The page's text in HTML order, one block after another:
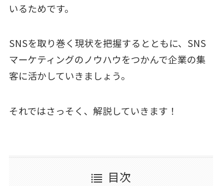
いるためです。
SNSを取り巻く現状を把握するとともに、SNS
マーケティングのノウハウをつかんで企業の集
客に活かしていきましょう。
それではさっそく、解説していきます！
目次